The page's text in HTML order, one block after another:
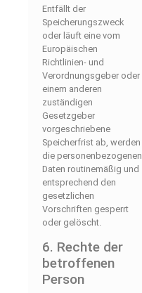
Entfällt der
Speicherungszweck
oder läuft eine vom
Europäischen
Richtlinien- und
Verordnungsgeber oder
einem anderen
zuständigen
Gesetzgeber
vorgeschriebene
Speicherfrist ab, werden
die personenbezogenen
Daten routinemäßig und
entsprechend den
gesetzlichen
Vorschriften gesperrt
oder gelöscht.
6. Rechte der
betroffenen
Person